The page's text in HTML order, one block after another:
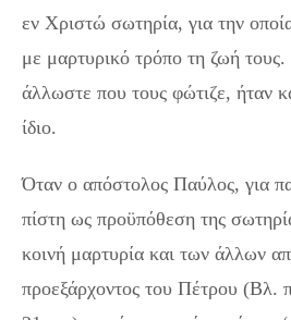
εν Χριστώ σωτηρία, για την
με μαρτυρικό τρόπο τη ζωή
άλλωστε που τους φώτιζε, ήταν
ίδιο.
Όταν ο απόστολος Παύλος, για
πίστη ως προϋπόθεση της
κοινή μαρτυρία και των άλλων
προεξάρχοντος του Πέτρου (Βλ.